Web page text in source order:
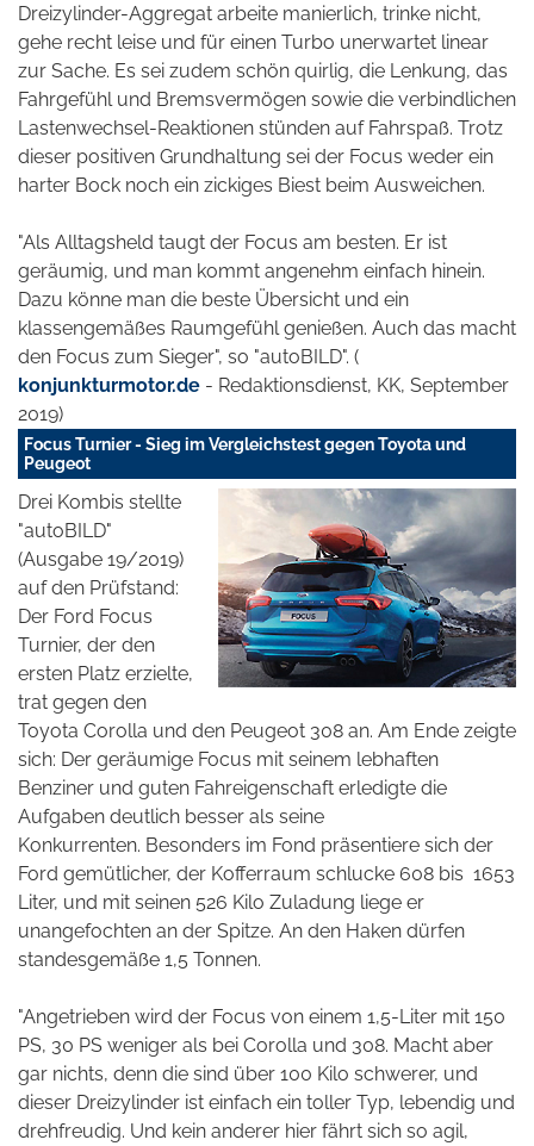
Dreizylinder-Aggregat arbeite manierlich, trinke nicht,
gehe recht leise und für einen Turbo unerwartet linear
zur Sache. Es sei zudem schön quirlig, die Lenkung, das
Fahrgefühl und Bremsvermögen sowie die verbindlichen
Lastenwechsel-Reaktionen stünden auf Fahrspaß. Trotz
dieser positiven Grundhaltung sei der Focus weder ein
harter Bock noch ein zickiges Biest beim Ausweichen.
"Als Alltagsheld taugt der Focus am besten. Er ist
geräumig, und man kommt angenehm einfach hinein.
Dazu könne man die beste Übersicht und ein
klassengemäßes Raumgefühl genießen. Auch das macht
den Focus zum Sieger", so "autoBILD". (
konjunkturmotor.de - Redaktionsdienst, KK, September
2019)
Focus Turnier - Sieg im Vergleichstest gegen Toyota und
Peugeot
Drei Kombis stellte
"autoBILD"
(Ausgabe 19/2019)
auf den Prüfstand:
Der Ford Focus
Turnier, der den
ersten Platz erzielte,
trat gegen den
Toyota Corolla und den Peugeot 308 an. Am Ende zeigte
sich: Der geräumige Focus mit seinem lebhaften
Benziner und guten Fahreigenschaft erledigte die
Aufgaben deutlich besser als seine
Konkurrenten. Besonders im Fond präsentiere sich der
Ford gemütlicher, der Kofferraum schlucke 608 bis 1653
Liter, und mit seinen 526 Kilo Zuladung liege er
unangefochten an der Spitze. An den Haken dürfen
standesgemäße 1,5 Tonnen.
"Angetrieben wird der Focus von einem 1,5-Liter mit 150
PS, 30 PS weniger als bei Corolla und 308. Macht aber
gar nichts, denn die sind über 100 Kilo schwerer, und
dieser Dreizylinder ist einfach ein toller Typ, lebendig und
drehfreudig. Und kein anderer hier fährt sich so agil,